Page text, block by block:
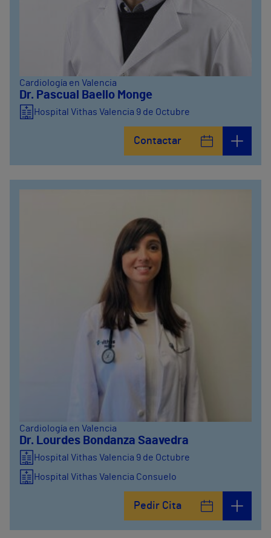
Cardiología en Valencia
Dr. Pascual Baello Monge
Hospital Vithas Valencia 9 de Octubre
Contactar
Cardiología en Valencia
Dr. Lourdes Bondanza Saavedra
Hospital Vithas Valencia 9 de Octubre
Hospital Vithas Valencia Consuelo
Pedir Cita